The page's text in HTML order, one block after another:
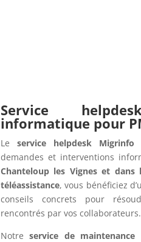
Service
informatique pour
Le service helpdesk Migrinfo
demandes et interventions
Chanteloup les Vignes et dans
téléassistance, vous bénéficiez
conseils concrets pour
rencontrés par vos collaborateurs.
Notreservice de maintenance